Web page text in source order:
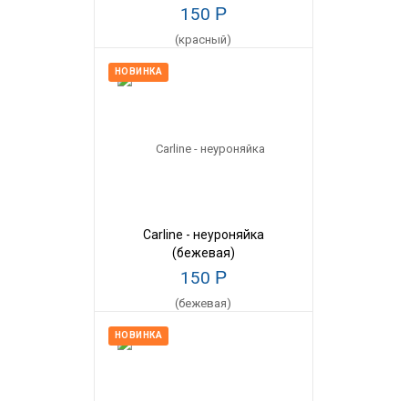
150 Р
НОВИНКА
Carline - неуроняйка
(бежевая)
150 Р
НОВИНКА